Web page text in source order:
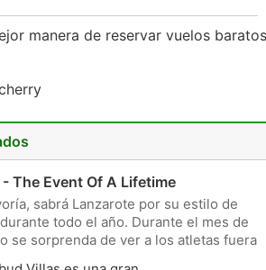
manera de reservar vuelos
The Event Of A Lifetime
sabrá Lanzarote por su estilo de
todo el año. Durante el mes de
se sorprenda de ver a los atletas fuera